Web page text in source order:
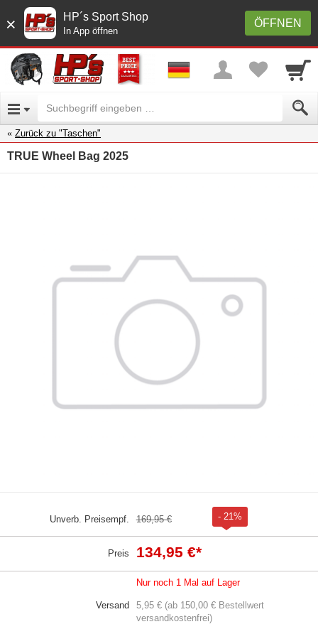
× ÖFFNEN
HP´s Sport Shop
In App öffnen
Zurück zu "Taschen"
TRUE Wheel Bag 2025
Unverb. Preisempf. 169,95 € - 21%
Preis 134,95 €*
Nur noch 1 Mal auf Lager
Versand
5,95 € (ab 150,00 € Bestellwert
versandkostenfrei)